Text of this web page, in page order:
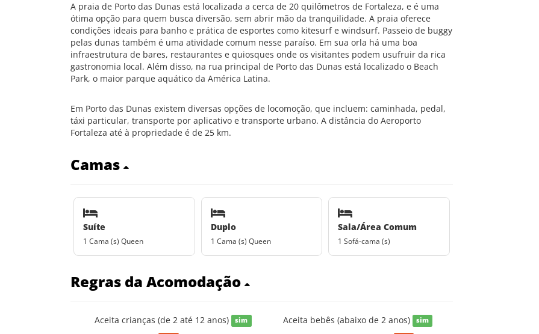
A praia de Porto das Dunas está localizada a cerca de 20 quilômetros de Fortaleza, e é uma
ótima opção para quem busca diversão, sem abrir mão da tranquilidade. A praia oferece
condições ideais para banho e prática de esportes como kitesurf e windsurf. Passeio de buggy
pelas dunas também é uma atividade comum nesse paraíso. Em sua orla há uma boa
infraestrutura de bares, restaurantes e quiosques onde os visitantes podem usufruir da rica
gastronomia local. Além disso, na rua principal de Porto das Dunas está localizado o Beach
Park, o maior parque aquático da América Latina.
Em Porto das Dunas existem diversas opções de locomoção, que incluem: caminhada, pedal,
táxi particular, transporte por aplicativo e transporte urbano. A distância do Aeroporto
Fortaleza até à propriedade é de 25 km.
Camas
Suíte
1 Cama (s) Queen
Duplo
1 Cama (s) Queen
Sala/Área Comum
1 Sofá-cama (s)
Regras da Acomodação
Aceita crianças (de 2 até 12 anos) sim Aceita bebês (abaixo de 2 anos) sim